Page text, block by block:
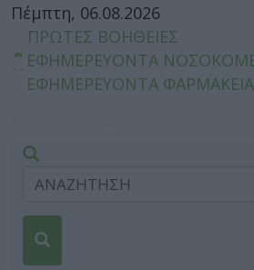
Πέμπτη, 06.08.2026
ΠΡΩΤΕΣ ΒΟΗΘΕΙΕΣ
ΕΦΗΜΕΡΕΥΟΝΤΑ
ΕΦΗΜΕΡΕΥΟΝΤΑ ΦΑΡΜΑΚΕΙΑ